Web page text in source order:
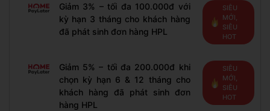
Giảm 3% – tối đa 100.000đ với
kỳ hạn 3 tháng cho khách hàng
đã phát sinh đơn hàng HPL
SIÊU
MỚI,
SIÊU
HOT
Giảm 5% – tối đa 200.000đ khi
chọn kỳ hạn 6 & 12 tháng cho
khách hàng đã phát sinh đơn
hàng HPL
SIÊU
MỚI,
SIÊU
HOT